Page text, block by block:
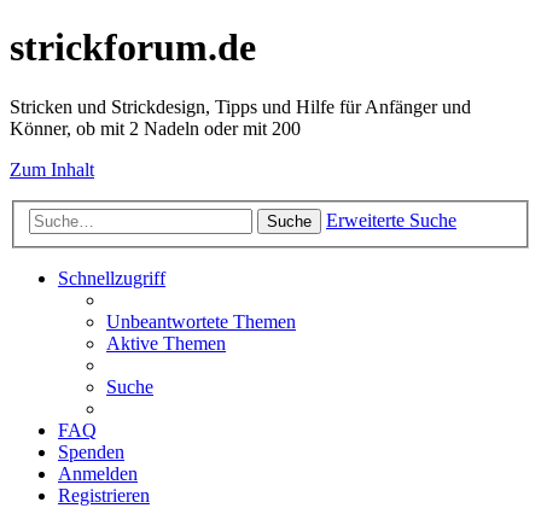
strickforum.de
Stricken und Strickdesign, Tipps und Hilfe für Anfänger und
Könner, ob mit 2 Nadeln oder mit 200
Zum Inhalt
Suche Erweiterte Suche
Schnellzugriff
Unbeantwortete Themen
Aktive Themen
Suche
FAQ
Spenden
Anmelden
Registrieren